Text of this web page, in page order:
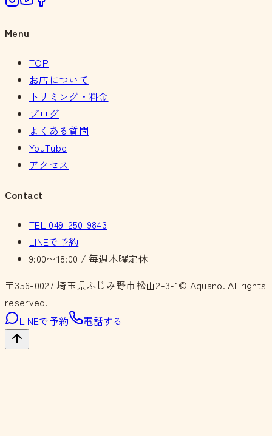
Menu
TOP
お店について
トリミング・料金
ブログ
よくある質問
YouTube
アクセス
Contact
TEL 049-250-9843
LINEで予約
9:00〜18:00 / 毎週木曜定休
〒356-0027 埼玉県ふじみ野市松山2-3-1© Aquano. All rights
reserved.
LINEで予約
電話する